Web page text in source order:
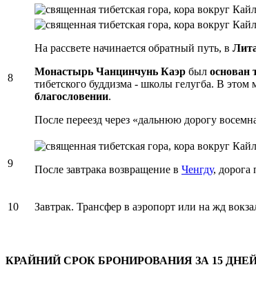
8
На рассвете начинается обратный путь, в
Монастырь Чанцинчунь Каэр был основан
тибетского буддизма - школы гелугба. В этом
благословении.
После переезд через «дальнюю дорогу
9
После завтрака возвращение в Ченгду, дорога
10 Завтрак. Трансфер в аэропорт или на жд
КРАЙНИЙ СРОК БРОНИРОВАНИЯ ЗА 15